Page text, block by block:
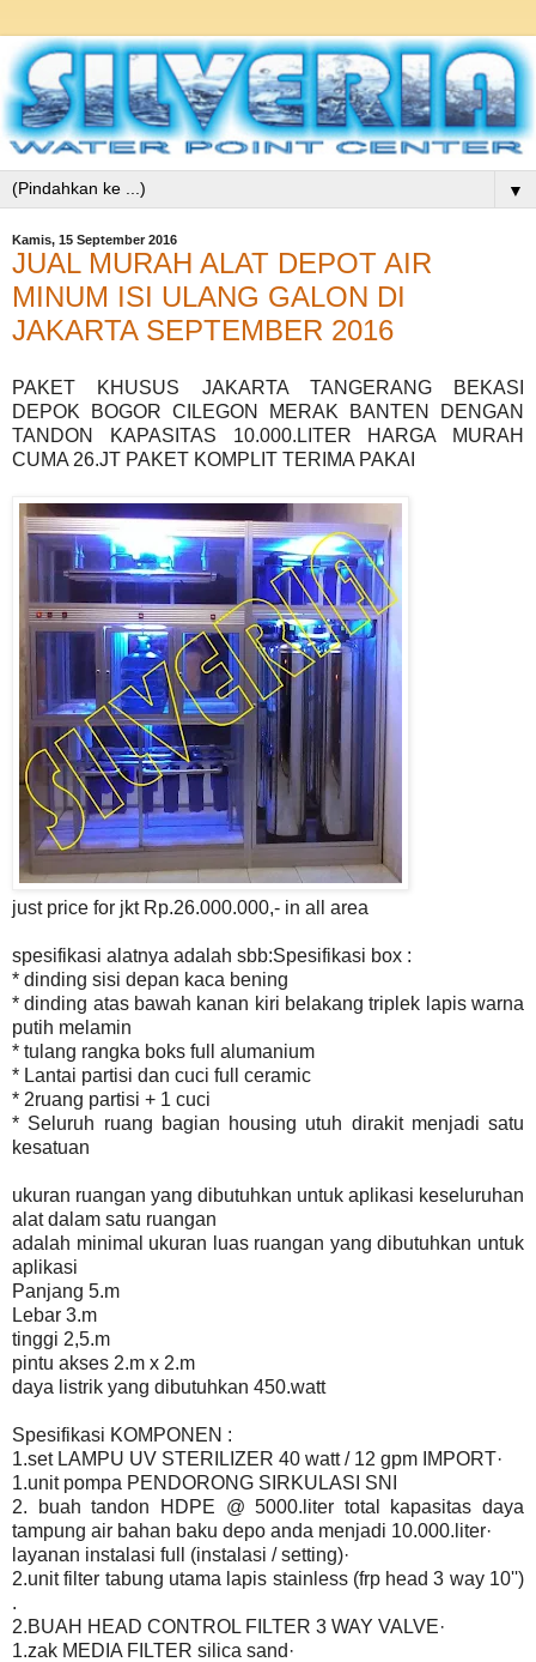
▼
Kamis, 15 September 2016
JUAL MURAH ALAT DEPOT AIR
MINUM ISI ULANG GALON DI
JAKARTA SEPTEMBER 2016
PAKET KHUSUS JAKARTA TANGERANG BEKASI
DEPOK BOGOR CILEGON MERAK BANTEN DENGAN
TANDON KAPASITAS 10.000.LITER HARGA MURAH
CUMA 26.JT PAKET KOMPLIT TERIMA PAKAI
just price for jkt Rp.26.000.000,- in all area
spesifikasi alatnya adalah sbb:Spesifikasi box :
* dinding sisi depan kaca bening
* dinding atas bawah kanan kiri belakang triplek lapis warna
putih melamin
* tulang rangka boks full alumanium
* Lantai partisi dan cuci full ceramic
* 2ruang partisi + 1 cuci
* Seluruh ruang bagian housing utuh dirakit menjadi satu
kesatuan
ukuran ruangan yang dibutuhkan untuk aplikasi keseluruhan
alat dalam satu ruangan
adalah minimal ukuran luas ruangan yang dibutuhkan untuk
aplikasi
Panjang 5.m
Lebar 3.m
tinggi 2,5.m
pintu akses 2.m x 2.m
daya listrik yang dibutuhkan 450.watt
Spesifikasi KOMPONEN :
1.set LAMPU UV STERILIZER 40 watt / 12 gpm IMPORT·
1.unit pompa PENDORONG SIRKULASI SNI
2. buah tandon HDPE @ 5000.liter total kapasitas daya
tampung air bahan baku depo anda menjadi 10.000.liter·
layanan instalasi full (instalasi / setting)·
2.unit filter tabung utama lapis stainless (frp head 3 way 10'')
.
2.BUAH HEAD CONTROL FILTER 3 WAY VALVE·
1.zak MEDIA FILTER silica sand·